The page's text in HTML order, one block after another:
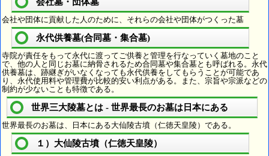
会社墓・団体墓
会社や団体に貢献した人のために、それらの会社や団体がつくった墓
永代供養墓(合同墓・集合墓)
寺院が責任をもって永代に渡ってご供養と管理を行なっていく墓地のこと
で、他の人と同じお墓に納骨されるため合同墓や集合墓とも呼ばれる。永代
供養墓は、跡継ぎがいなくなっても永代供養をしてもらうことが可能であ
り、永代使用料や管理費が比較的安い利点がある。また、宗旨や宗派などの
制約が少ないことも特徴である。
世界三大陵墓とは - 世界最長のお墓は日本にある
世界最長のお墓は、日本にある大仙陵古墳（仁徳天皇陵）である。
１）大仙陵古墳（仁徳天皇陵）